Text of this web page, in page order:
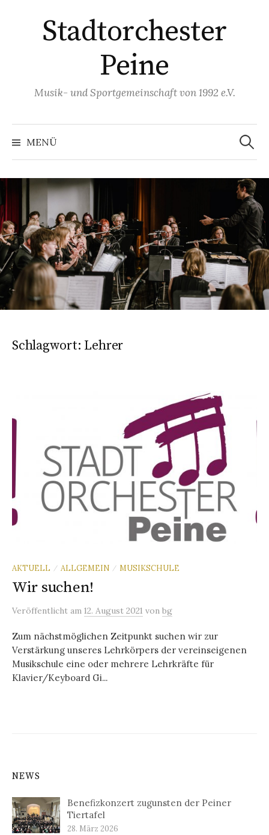
Stadtorchester
Peine
Musik- und Sportgemeinschaft von 1992 e.V.
MENÜ
Suchen
nach:
Schlagwort: Lehrer
AKTUELL / ALLGEMEIN / MUSIKSCHULE
Wir suchen!
Veröffentlicht am 12. August 2021 von bg
Zum nächstmöglichen Zeitpunkt suchen wir zur
Verstärkung unseres Lehrkörpers der vereinseigenen
Musikschule eine oder mehrere Lehrkräfte für
Klavier/Keyboard Gi...
NEWS
Benefizkonzert zugunsten der Peiner
Tiertafel
28. März 2026